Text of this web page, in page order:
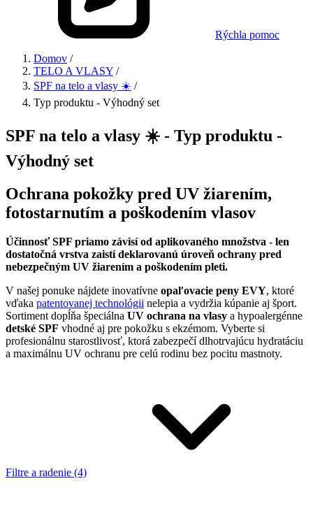
Rýchla pomoc
Domov /
TELO A VLASY /
SPF na telo a vlasy ☀️ /
Typ produktu - Výhodný set
SPF na telo a vlasy ☀️ - Typ produktu -
Výhodný set
Ochrana pokožky pred UV žiarením,
fotostarnutím a poškodením vlasov
Účinnosť SPF priamo závisí od aplikovaného množstva - len
dostatočná vrstva zaistí deklarovanú úroveň ochrany pred
nebezpečným UV žiarením a poškodením pleti.
V našej ponuke nájdete inovatívne opaľovacie peny EVY, ktoré
vďaka patentovanej technológii nelepia a vydržia kúpanie aj šport.
Sortiment dopĺňa špeciálna UV ochrana na vlasy a hypoalergénne
detské SPF vhodné aj pre pokožku s ekzémom. Vyberte si
profesionálnu starostlivosť, ktorá zabezpečí dlhotrvajúcu hydratáciu
a maximálnu UV ochranu pre celú rodinu bez pocitu mastnoty.
Filtre a radenie (4)